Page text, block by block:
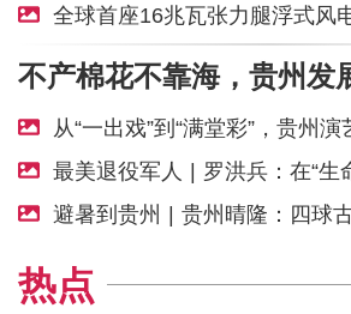
全球首座16兆瓦张力腿浮式风
从“一出戏”到“满堂彩”，贵州演
最美退役军人 | 罗洪兵：在“生命禁区”守国
避暑到贵州 | 贵州晴隆：四球古茶籽
热点